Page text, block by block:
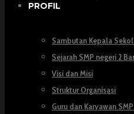
PROFIL
Sambutan Kepala
Sejarah SMP negeri 2
Visi dan Misi
Struktur Organisasi
Guru dan Karyawan